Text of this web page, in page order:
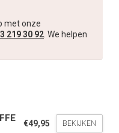
met onze
219 30 92 . We helpen
€49,95 BEKIJKEN